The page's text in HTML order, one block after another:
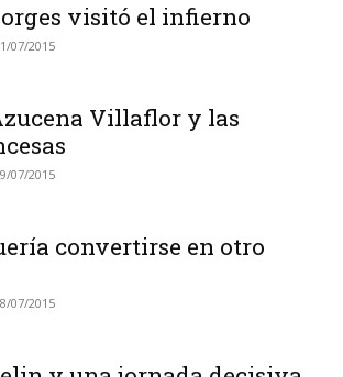
visitó el infierno
07/2015
Villaflor y las
07/2015
convertirse en otro
07/2015